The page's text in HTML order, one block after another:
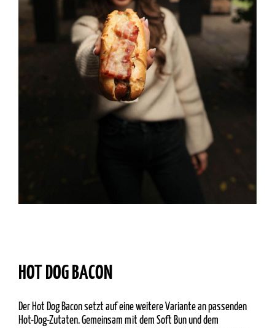
HOT DOG BACON
Der Hot Dog Bacon setzt auf eine weitere Variante an passenden
Hot-Dog-Zutaten. Gemeinsam mit dem Soft Bun und dem